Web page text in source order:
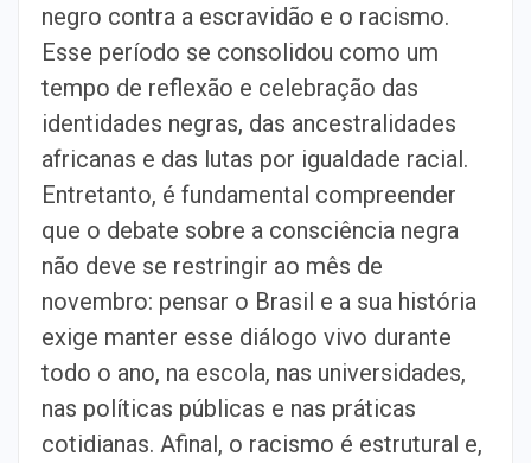
negro contra a escravidão e o racismo.
Esse período se consolidou como um
tempo de reflexão e celebração das
identidades negras, das ancestralidades
africanas e das lutas por igualdade racial.
Entretanto, é fundamental compreender
que o debate sobre a consciência negra
não deve se restringir ao mês de
novembro: pensar o Brasil e a sua história
exige manter esse diálogo vivo durante
todo o ano, na escola, nas universidades,
nas políticas públicas e nas práticas
cotidianas. Afinal, o racismo é estrutural e,